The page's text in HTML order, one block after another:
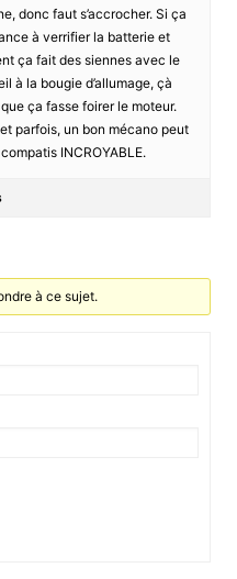
donc faut s’accrocher. Si ça
à verrifier la batterie et
ça fait des siennes avec le
à la bougie d’allumage, çà
ça fasse foirer le moteur.
parfois, un bon mécano peut
INCROYABLE.
à ce sujet.